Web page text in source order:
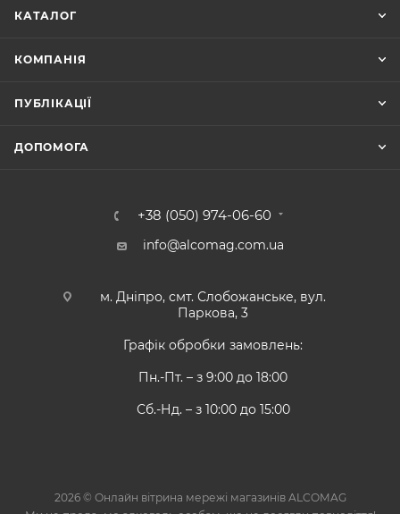
КАТАЛОГ
КОМПАНІЯ
ПУБЛІКАЦІЇ
ДОПОМОГА
+38 (050) 974-06-60
info@alcomag.com.ua
м. Дніпро, смт. Слобожанське, вул.
Паркова, 3
Графік обробки замовлень:
Пн.-Пт. – з 9:00 до 18:00
Сб.-Нд. – з 10:00 до 15:00
2026 © Онлайн вітрина мережі магазинів ALCOMAG